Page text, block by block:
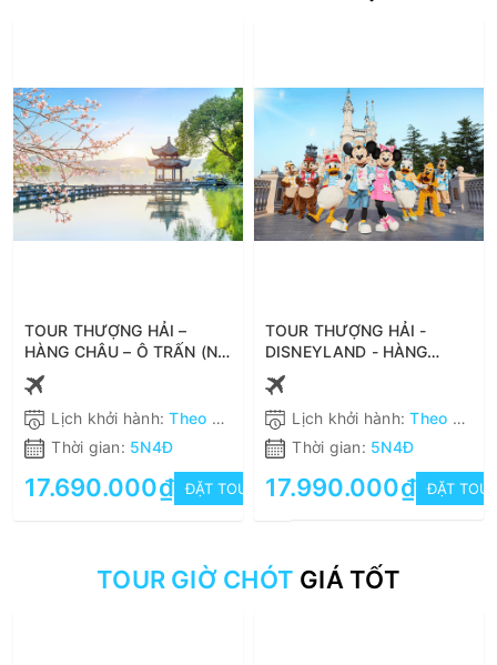
TOUR THƯỢNG HẢI –
HÀNG CHÂU – Ô TRẤN (NO
SHOPPING) 5N4Đ XUẤT
PHÁT HÀ NỘI
Lịch khởi hành:Theo khách hàng
Thời gian: 5N4Đ
17.690.000₫ ĐẶT TOUR
TOUR THƯỢNG HẢI -
DISNEYLAND - HÀNG
CHÂU - Ô TRẤN (NO
SHOPPING) 5N4Đ XUẤT
PHÁT TỪ HÀ NỘI
Lịch khởi hành:Theo khách hàng
Thời gian: 5N4Đ
17.990.000₫ ĐẶT
TOUR GIỜ CHÓT GIÁ TỐT